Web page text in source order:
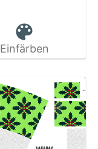
Einfärben